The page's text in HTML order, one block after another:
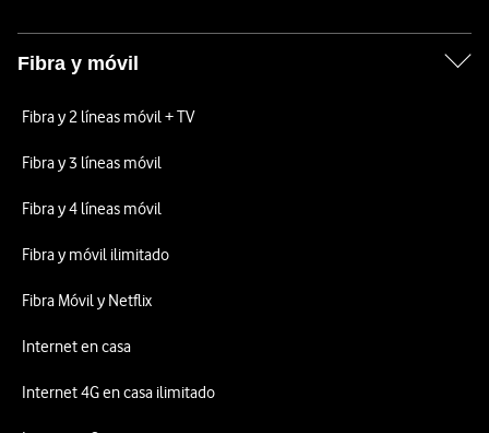
Fibra y móvil
Fibra y 2 líneas móvil + TV
Fibra y 3 líneas móvil
Fibra y 4 líneas móvil
Fibra y móvil ilimitado
Fibra Móvil y Netflix
Internet en casa
Internet 4G en casa ilimitado